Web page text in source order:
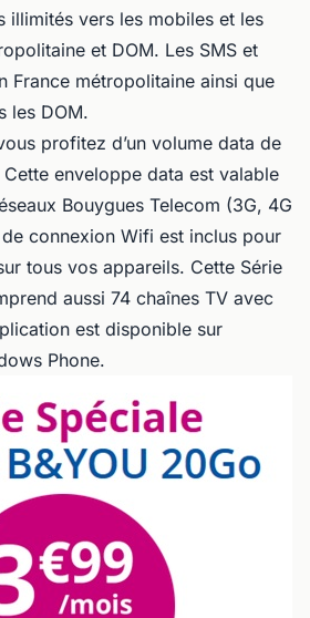
illimités vers les mobiles et les
et DOM. Les SMS et
France métropolitaine ainsi que
les DOM.
profitez d’un volume data de
enveloppe data est valable
Bouygues Telecom (3G, 4G
connexion Wifi est inclus pour
tous vos appareils. Cette Série
aussi 74 chaînes TV avec
est disponible sur
Phone.